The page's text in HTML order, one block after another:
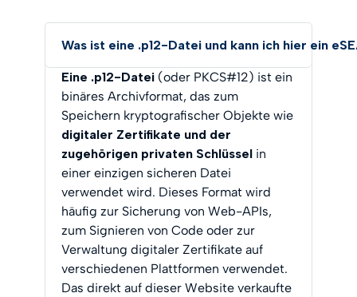
Was ist eine .p12-Datei und kann ich hier ein
Eine .p12-Datei (oder PKCS#12) ist ein
binäres Archivformat, das zum
Speichern kryptografischer Objekte wie
digitaler Zertifikate und der
zugehörigen privaten Schlüssel in
einer einzigen sicheren Datei
verwendet wird. Dieses Format wird
häufig zur Sicherung von Web-APIs,
zum Signieren von Code oder zur
Verwaltung digitaler Zertifikate auf
verschiedenen Plattformen verwendet.
Das direkt auf dieser Website verkaufte